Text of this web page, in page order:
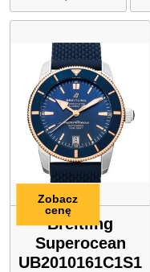
Breitling
Superocean
UB2010161C1S1
Zobacz
cenę